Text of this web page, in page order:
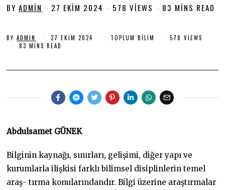
BYADMIN 27 EKIM 2024 2
2
2
4
578 VIEWS 83 MINS READ
BYADMIN 27 EKIM 2024
0
2
4
TOPLUM BILIM
578 VIEWS
83 MINS READ
Abdulsamet GÜNEK
Bilginin kaynağı, sınırları, gelişimi, diğer yapı ve
kurumlarla ilişkisi farklı bilimsel disiplinlerin temel
araş- tırma konularındandır. Bilgi üzerine araştırmalar